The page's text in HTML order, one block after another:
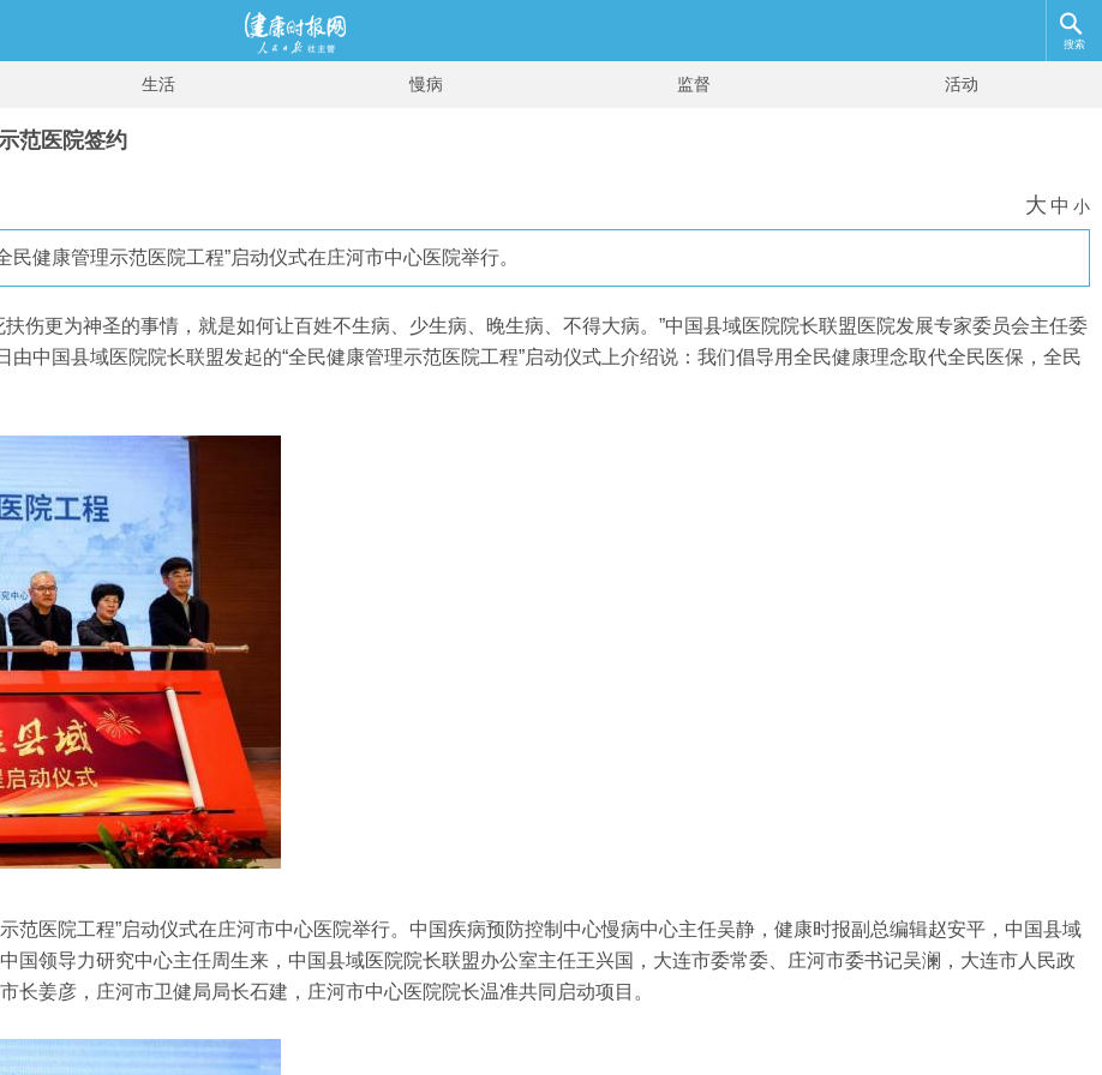
搜索
生活 慢病 监督 活动
范医院签约
大 中 小
健康管理示范医院工程”启动仪式在庄河市中心医院举行。
伤更为神圣的事情，就是如何让百姓不生病、少生病、晚生病、不得大病。”中国县域医院院长联盟医院发展专家委员会主任委
中国县域医院院长联盟发起的“全民健康管理示范医院工程”启动仪式上介绍说：我们倡导用全民健康理念取代全民医保，全民
范医院工程”启动仪式在庄河市中心医院举行。中国疾病预防控制中心慢病中心主任吴静，健康时报副总编辑赵安平，中国县域
国领导力研究中心主任周生来，中国县域医院院长联盟办公室主任王兴国，大连市委常委、庄河市委书记吴澜，大连市人民政
长姜彦，庄河市卫健局局长石建，庄河市中心医院院长温准共同启动项目。